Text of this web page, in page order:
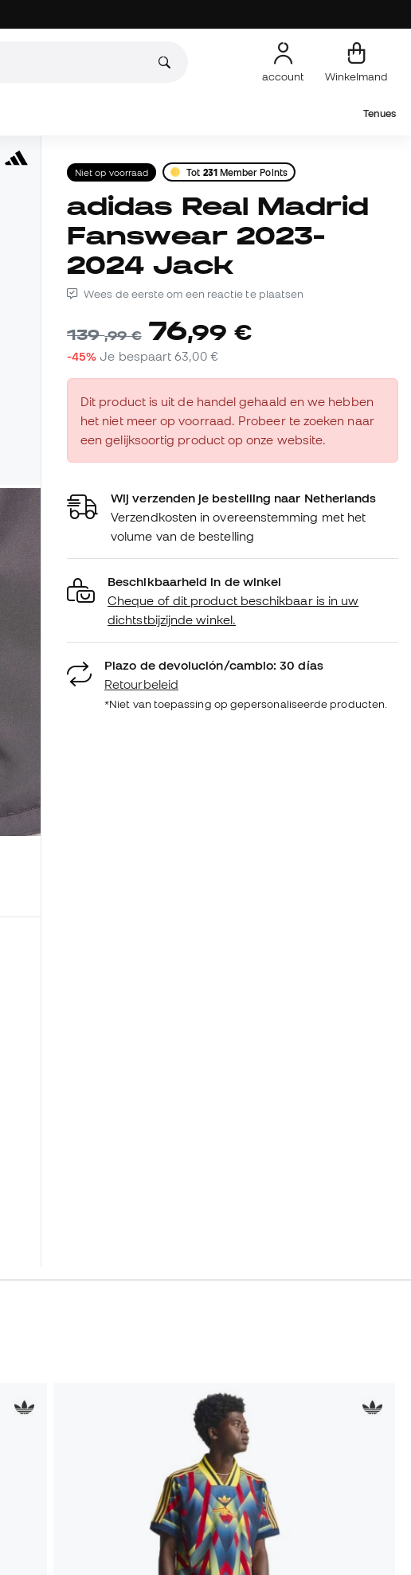
account Winkelmand
Tenues
Niet op voorraad Tot 231Member Points
adidas Real Madrid
Fanswear 2023-
2024 Jack
Wees de eerste om een reactie te plaatsen
139,99 € 76,99 €
-45% Je bespaart63,00 €
Dit product is uit de handel gehaald en we hebben
het niet meer op voorraad. Probeer te zoeken naar
een gelijksoortig product op onze website.
Wij verzenden je bestelling naar Netherlands
Verzendkosten in overeenstemming met het
volume van de bestelling
Beschikbaarheid in de winkel
Cheque of dit product beschikbaar is in uw
dichtstbijzijnde winkel.
Plazo de devolución/cambio: 30 días
Retourbeleid
*Niet van toepassing op gepersonaliseerde producten.